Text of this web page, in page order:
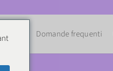
Ricette Domande frequenti